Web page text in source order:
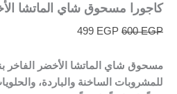
كاجورا مسحوق شاي الماتشا الأخضر –
600EGP
499 EGP
مسحوق شاي الماتشا الأخضر الفاخر
للمشروبات الساخنة والباردة،